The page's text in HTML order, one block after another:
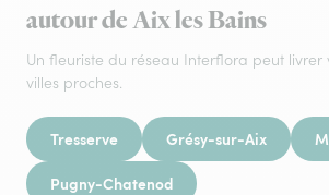
autour de Aix les Bains
Un fleuriste du réseau Interflora peut livrer
villes proches.
Tresserve Grésy-sur-Aix
Pugny-Chatenod